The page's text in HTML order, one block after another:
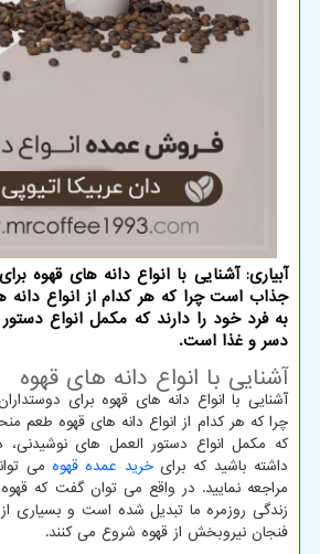
آبیاری: آشنایی با انواع دانه های قهوه
جذاب است چرا که هر کدام از انواع
به فرد خود را دارند که مکمل انواع
دسر و غذا است.
آشنایی با انواع دانه های قهوه
آشنایی با انواع دانه های قهوه برای
چرا که هر کدام از انواع دانه های قهوه طعم
که مکمل انواع دستور العمل های
داشته باشید که برایخرید عمده قهوه می
مراجعه نمایید. در واقع می توان گفت که
زندگی روزمره ما تبدیل شده است و بسیاری
فنجان نیروبخش از قهوه شروع می کنند.